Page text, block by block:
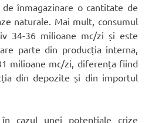
înmagazinare o cantitate de
naturale. Mai mult, consumul
34-36 milioane mc/zi și este
parte din producția interna,
milioane mc/zi, diferența fiind
din depozite și din importul
cazul unei potențiale crize